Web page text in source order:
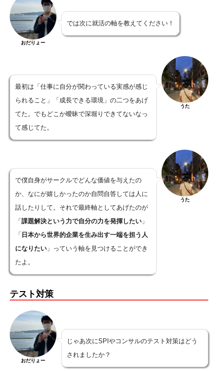
おだりょー
では次に就活の軸を教えてください！
最初は「仕事に自分が関わっている実感が感じ
られること」「成長できる環境」の二つをあげ
てた。でもどこか曖昧で深堀りできてないなっ
て感じてた。
うた
で僕自身がサークルでどんな価値を与えたの
か、なにが嬉しかったのか自問自答しては人に
話したりして。それで最終軸としてあげたのが
「 課題解決という力で自分の力を発揮したい 」
「 日本から世界的企業を生み出す一端を担う人
になりたい 」っていう軸を見つけることができ
たよ。
うた
テスト対策
おだりょー
じゃあ次にSPIやコンサルのテスト対策はどう
されましたか？